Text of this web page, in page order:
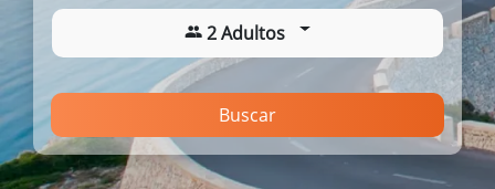
2 Adultos
Buscar